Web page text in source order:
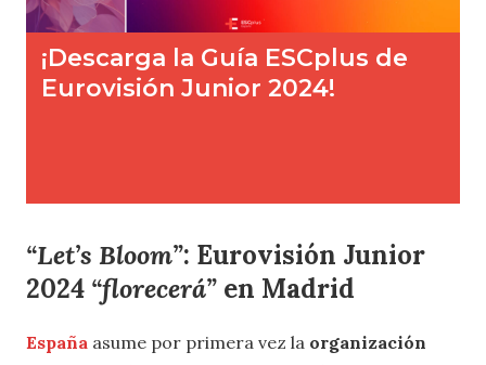
“Let’s Bloom”: Eurovisión Junior
2024 “florecerá” en Madrid
España asume por primera vez la organización